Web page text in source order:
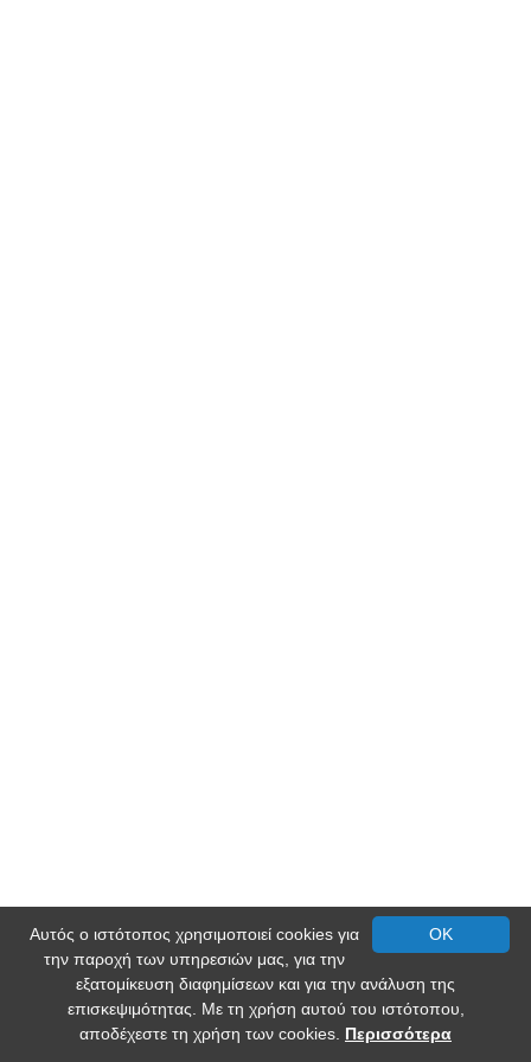
OK
Αυτός ο ιστότοπος χρησιμοποιεί cookies για
την παροχή των υπηρεσιών μας, για την
εξατομίκευση διαφημίσεων και για την ανάλυση της
επισκεψιμότητας. Με τη χρήση αυτού του ιστότοπου,
αποδέχεστε τη χρήση των cookies. Περισσότερα